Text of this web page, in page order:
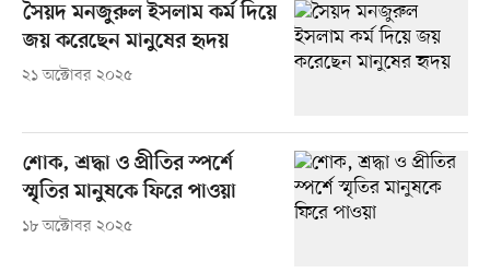
সৈয়দ মনজুরুল ইসলাম কর্ম দিয়ে
জয় করেছেন মানুষের হৃদয়
২১ অক্টোবর ২০২৫
শোক, শ্রদ্ধা ও প্রীতির স্পর্শে
স্মৃতির মানুষকে ফিরে পাওয়া
১৮ অক্টোবর ২০২৫